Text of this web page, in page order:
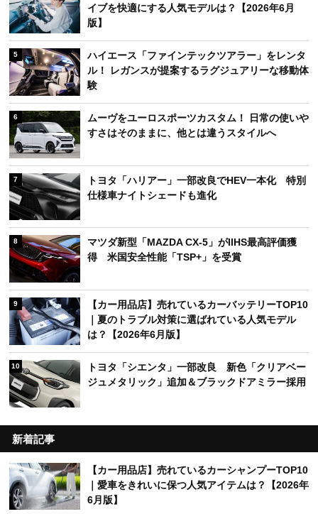
イブを快適にする人気モデルは？【2026年6月
版】
5
ハイエース「ファインテックツアラー」をレンタ
ル！ レガンスが提案するラグジュアリーな移動体
験
6
ムーヴをユーロスポーツカスタム！ 日常の使いや
すさはそのままに、他とは違うスタイルへ
7
トヨタ「ハリアー」一部改良でHEV一本化 特別
仕様車ナイトシェードも進化
8
マツダ新型「MAZDA CX-5」がIIHS最高評価獲
得 米国安全性能「TSP+」を受賞
9
【カー用品店】売れているカーバッテリーTOP10
｜夏のトラブル対策に選ばれている人気モデル
は？【2026年6月版】
10
トヨタ「シエンタ」一部改良 新色「クリアベー
ジュメタリック」追加＆ブラックドアミラー採用
新着記事
【カー用品店】売れているカーシャンプーTOP10
｜愛車をきれいに保つ人気アイテムは？【2026年
6月版】